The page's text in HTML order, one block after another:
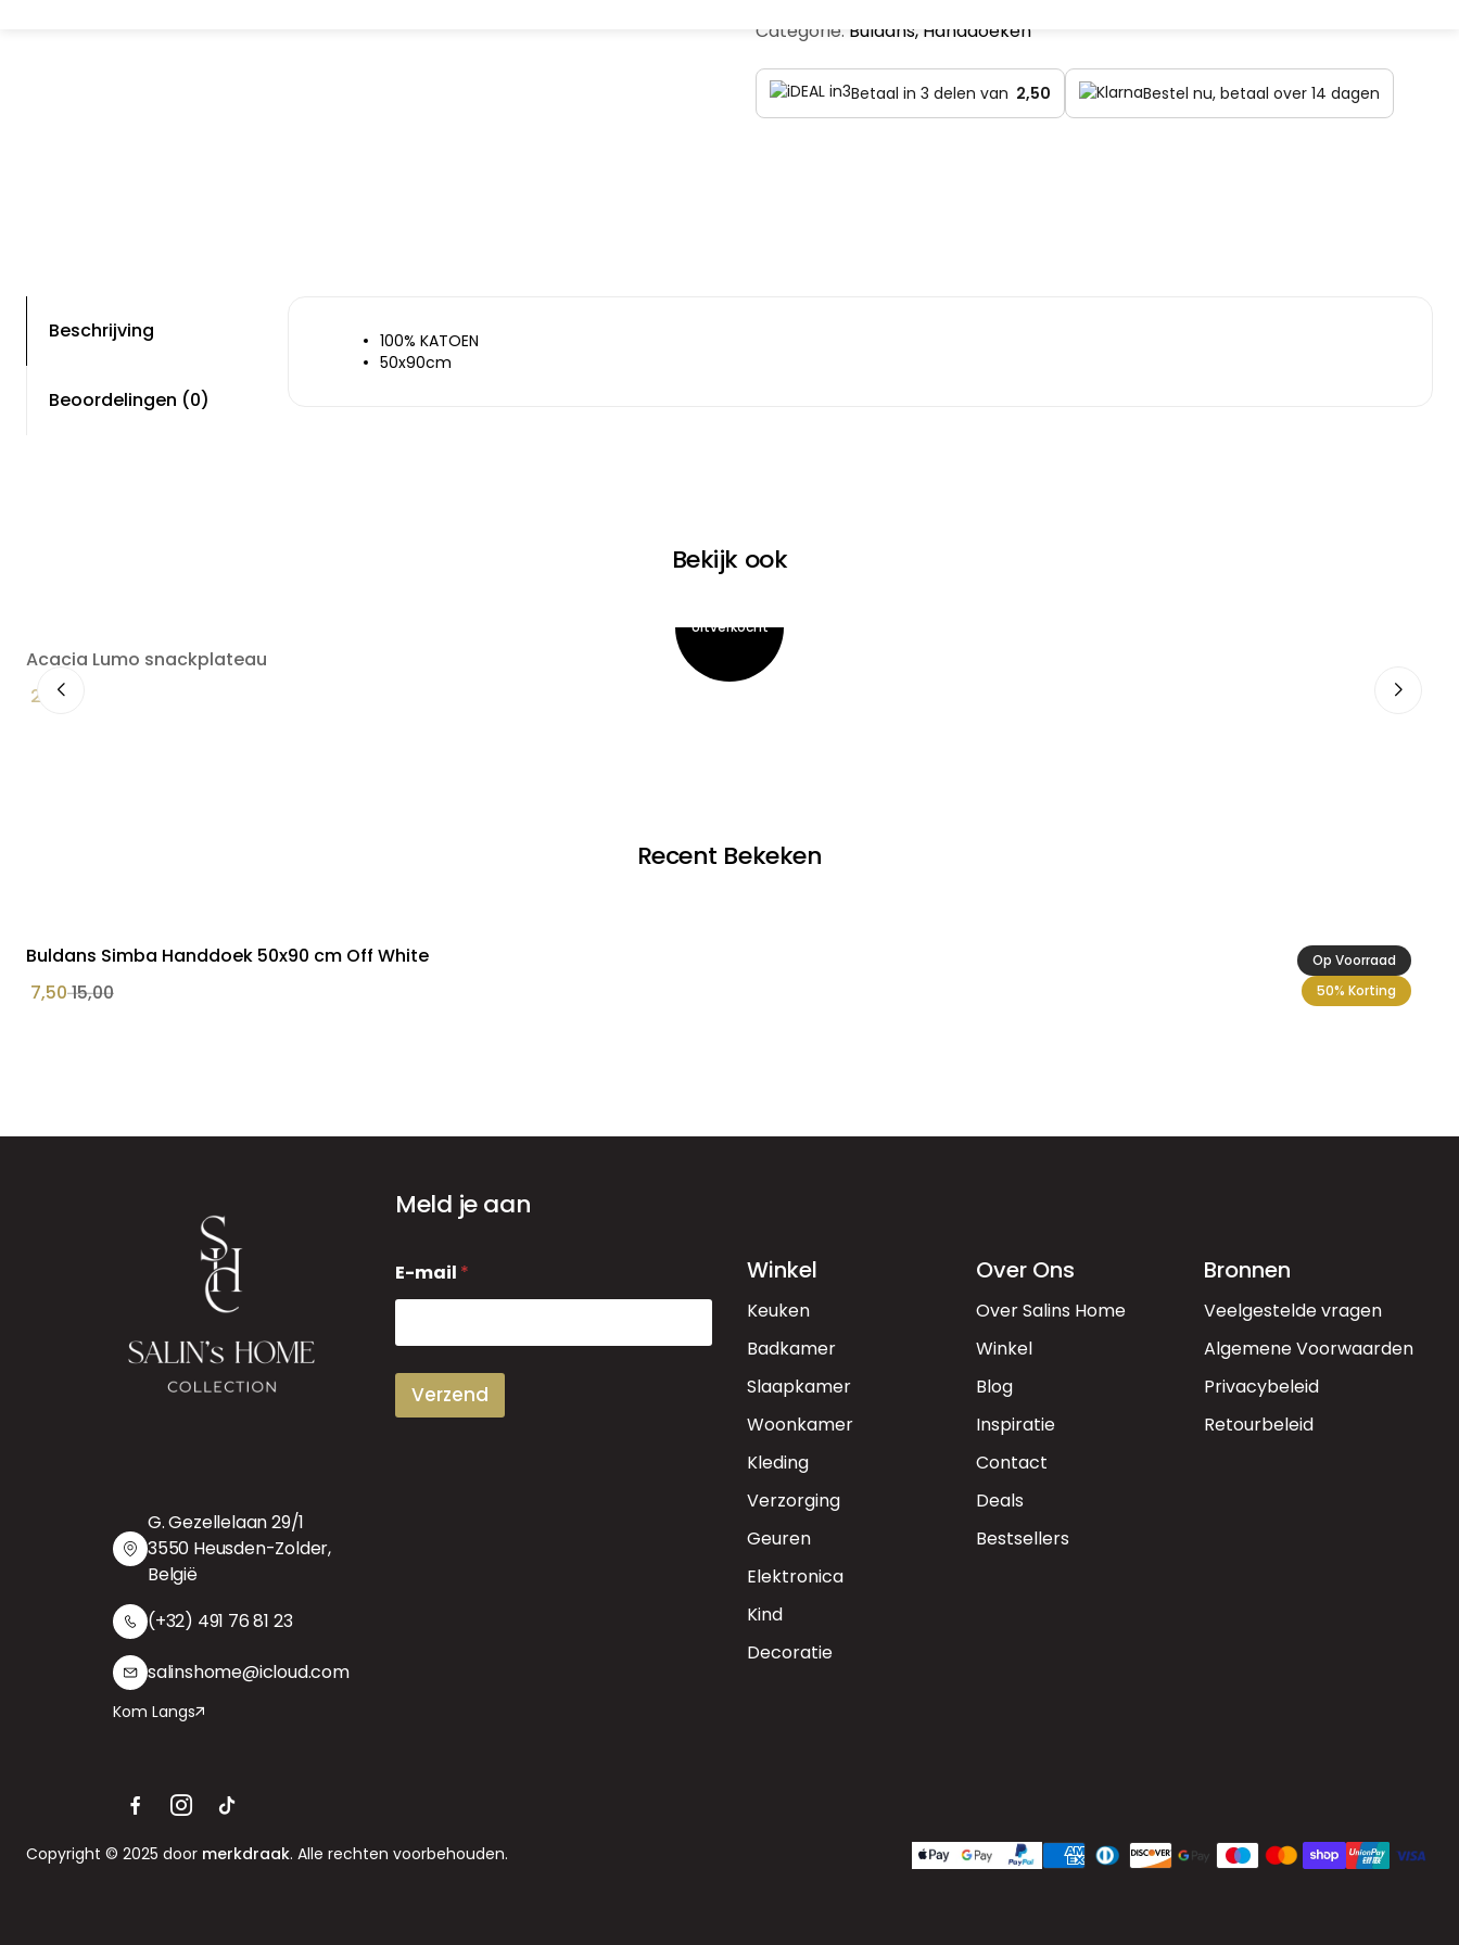
Categorie: Buldans, Handdoeken
Betaal in 3 delen van 2,50 Bestel nu, betaal over 14 dagen
Beschrijving
Beoordelingen (0)
100% KATOEN
50x90cm
Bekijk ook
Acacia Lumo snackplateau
29,90
Recent Bekeken
Op Voorraad
50% Korting
Buldans Simba Handdoek 50x90 cm Off White
7,5015,00
G. Gezellelaan 29/1
3550 Heusden-Zolder,
België
(+32) 491 76 81 23
salinshome@icloud.com
Kom Langs
Meld je aan
-
m
i
E-mail *
Verzend
Winkel
Keuken
Badkamer
Slaapkamer
Woonkamer
Kleding
Verzorging
Geuren
Elektronica
Kind
Decoratie
Over Ons
Over Salins Home
Winkel
Blog
Inspiratie
Contact
Deals
Bestsellers
Bronnen
Veelgestelde vragen
Algemene Voorwaarden
Privacybeleid
Retourbeleid
Copyright © 2025 door merkdraak. Alle rechten voorbehouden.